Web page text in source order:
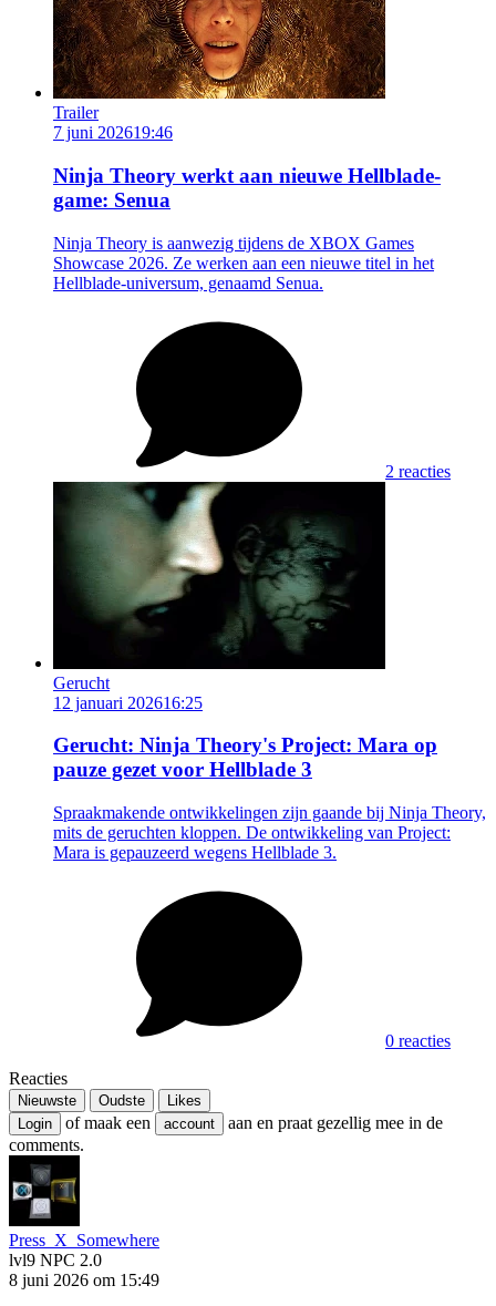
Trailer
7 juni 202619:46
Ninja Theory werkt aan nieuwe Hellblade-
game: Senua
Ninja Theory is aanwezig tijdens de XBOX Games
Showcase 2026. Ze werken aan een nieuwe titel in het
Hellblade-universum, genaamd Senua.
2 reacties
Gerucht
12 januari 202616:25
Gerucht: Ninja Theory's Project: Mara op
pauze gezet voor Hellblade 3
Spraakmakende ontwikkelingen zijn gaande bij Ninja Theory,
mits de geruchten kloppen. De ontwikkeling van Project:
Mara is gepauzeerd wegens Hellblade 3.
0 reacties
Reacties
Nieuwste Oudste
Likes
Login
of maak een account
aan en praat gezellig mee in de
comments.
Press_X_Somewhere
lvl9 NPC 2.0
8 juni 2026 om 15:49